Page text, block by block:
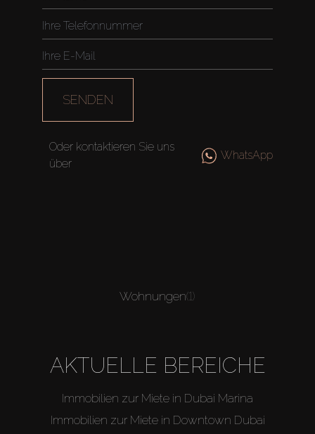
SENDEN
Oder kontaktieren Sie uns
über
WhatsApp
Wohnungen(1)
AKTUELLE BEREICHE
Immobilien zur Miete in Dubai Marina
Immobilien zur Miete in Downtown Dubai